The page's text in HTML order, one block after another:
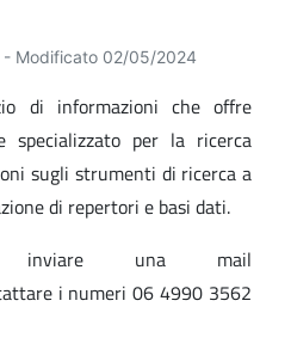
- Modificato 02/05/2024
di informazioni che offre
specializzato per la ricerca
sugli strumenti di ricerca a
di repertori e basi dati.
inviare una mail
i numeri 06 4990 3562